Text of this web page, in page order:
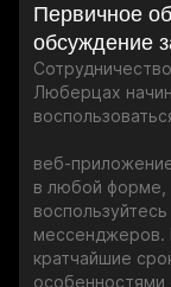
Первичное
обсуждение
Люберцах
веб-
в любой форме,
мессенджеров.
кратчайшие
особенностями